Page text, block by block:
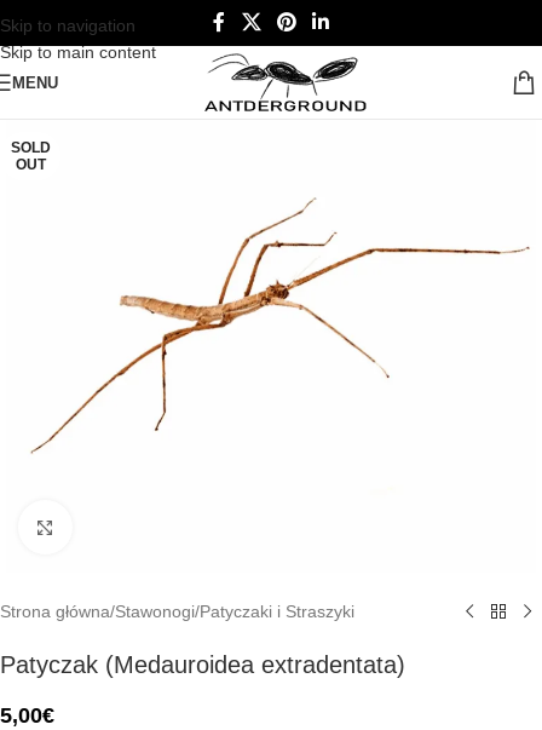
Skip to navigation
Skip to main content
MENU
SOLD
OUT
Strona główna/Stawonogi/Patyczaki i Straszyki
Patyczak (Medauroidea extradentata)
5,00€